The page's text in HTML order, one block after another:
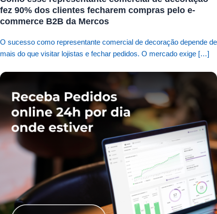
fez 90% dos clientes fecharem compras pelo e-
commerce B2B da Mercos
O sucesso como representante comercial de decoração depende de
mais do que visitar lojistas e fechar pedidos. O mercado exige […]